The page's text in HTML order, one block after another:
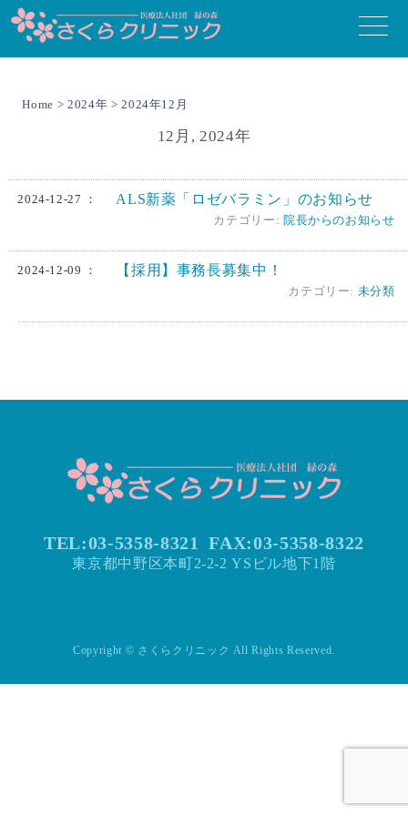
toggle
Home >2024年 > 2024年12月
12月, 2024年
2024-12-27 ： ALS新薬「ロゼバラミン」のお知らせ
カテゴリー: 院長からのお知らせ
2024-12-09 ： 【採用】事務長募集中！
カテゴリー: 未分類
TEL:03-5358-8321 FAX:03-5358-8322
東京都中野区本町2-2-2 YSビル地下1階
Copyright © さくらクリニック All Rights Reserved.